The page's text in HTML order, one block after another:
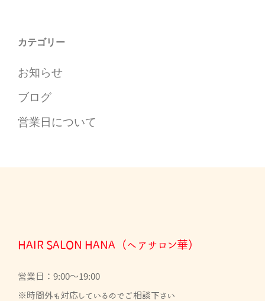
カテゴリー
お知らせ
ブログ
営業日について
HAIR SALON HANA（ヘアサロン華）
営業日：9:00～19:00
※時間外も対応しているのでご相談下さい